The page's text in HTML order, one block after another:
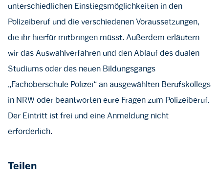
unterschiedlichen Einstiegsmöglichkeiten in den
Polizeiberuf und die verschiedenen Voraussetzungen,
die ihr hierfür mitbringen müsst. Außerdem erläutern
wir das Auswahlverfahren und den Ablauf des dualen
Studiums oder des neuen Bildungsgangs
„Fachoberschule Polizei“ an ausgewählten Berufskollegs
in NRW oder beantworten eure Fragen zum Polizeiberuf.
Der Eintritt ist frei und eine Anmeldung nicht
erforderlich.
Teilen